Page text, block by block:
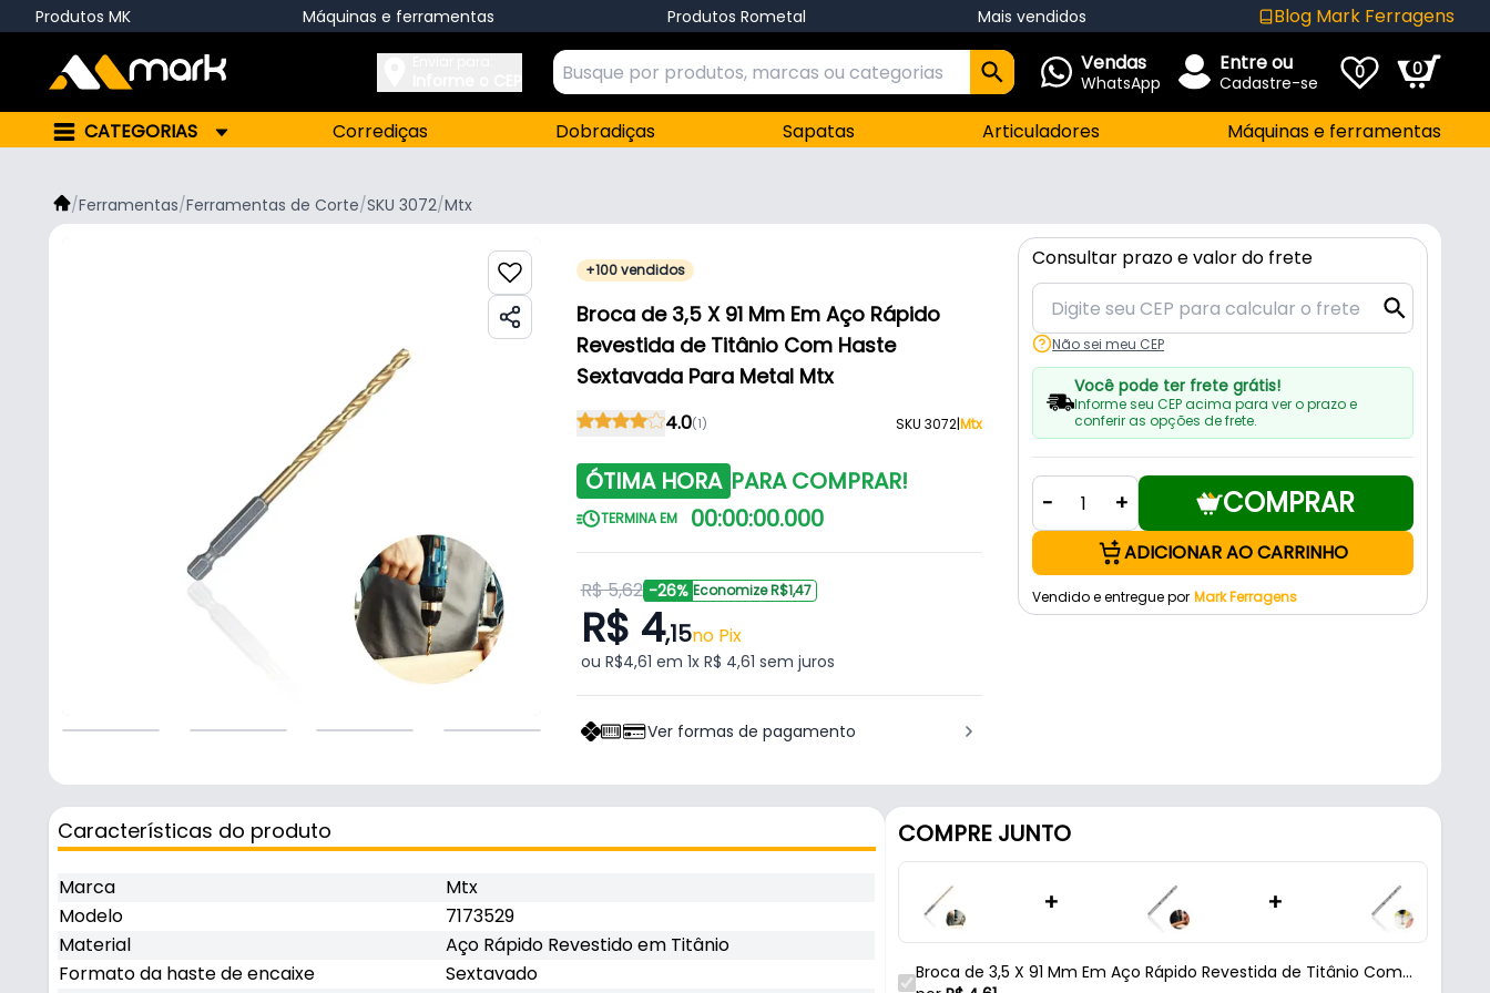
Produtos MK Máquinas e ferramentas Produtos Rometal Mais vendidos Blog Mark Ferragens
Vendas
WhatsApp
Entre ou
Cadastre-se 0 0
CATEGORIAS Corrediças Dobradiças Sapatas Articuladores Máquinas e ferramentas
/Ferramentas/Ferramentas de Corte/SKU 3072/Mtx
+100 vendidos
Broca de 3,5 X 91 Mm Em Aço Rápido
Revestida de Titânio Com Haste
Sextavada Para Metal Mtx
4.0(1) SKU 3072|Mtx
ÓTIMA HORA PARA COMPRAR!
TERMINA EM 00:00:00.000
R$ 5,62 -26% Economize R$1,47
R$ 4,15no Pix
ou R$4,61 em 1x R$ 4,61 sem juros
Ver formas de pagamento
Consultar prazo e valor do frete
Não sei meu CEP
Você pode ter frete grátis!
Informe seu CEP acima para ver o prazo e
conferir as opções de frete.
- + COMPRAR
ADICIONAR AO CARRINHO
Vendido e entregue por Mark Ferragens
Características do produto
Marca
Mtx
Modelo
7173529
Material
Aço Rápido Revestido em Titânio
Formato da haste de encaixe
Sextavado
COMPRE JUNTO
+ +
Broca de 3,5 X 91 Mm Em Aço Rápido Revestida de Titânio Com